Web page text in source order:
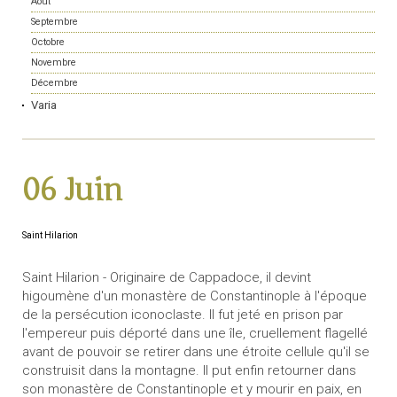
Septembre
Octobre
Novembre
Décembre
Varia
06 Juin
Saint Hilarion
Saint Hilarion - Originaire de Cappadoce, il devint
higoumène d'un monastère de Constantinople à l'époque
de la persécution iconoclaste. Il fut jeté en prison par
l'empereur puis déporté dans une île, cruellement flagellé
avant de pouvoir se retirer dans une étroite cellule qu'il se
construisit dans la montagne. Il put enfin retourner dans
son monastère de Constantinople et y mourir en paix, en